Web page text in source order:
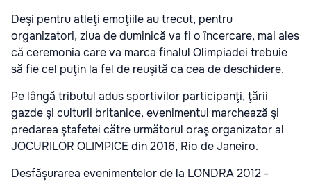
Deşi pentru atleţi emoţiile au trecut, pentru
organizatori, ziua de duminică va fi o încercare, mai ales
că ceremonia care va marca finalul Olimpiadei trebuie
să fie cel puţin la fel de reuşită ca cea de deschidere.
Pe lângă tributul adus sportivilor participanţi, ţării
gazde şi culturii britanice, evenimentul marchează şi
predarea ştafetei către următorul oraş organizator al
JOCURILOR OLIMPICE din 2016, Rio de Janeiro.
Desfăşurarea evenimentelor de la LONDRA 2012 -